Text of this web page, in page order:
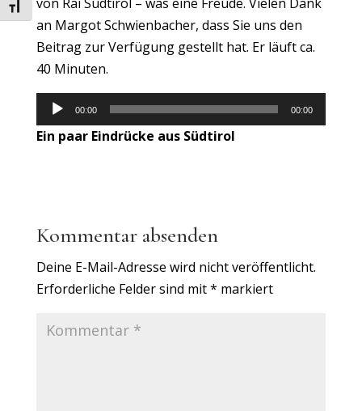
Schrift vergrößern
an Margot Schwienbacher, dass Sie uns den
Beitrag zur Verfügung gestellt hat. Er läuft ca.
40 Minuten.
Audio-
Player
00:00 00:00
Ein paar Eindrücke aus Südtirol
Kommentar absenden
Deine E-Mail-Adresse wird nicht veröffentlicht.
Erforderliche Felder sind mit* markiert